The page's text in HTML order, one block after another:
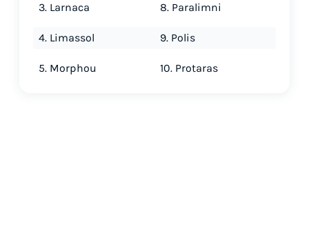
3. Larnaca
4. Limassol
5. Morphou
8. Paralimni
9. Polis
10. Protaras